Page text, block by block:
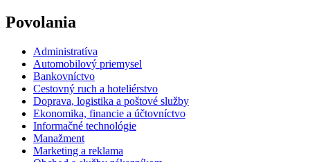
Povolania
Administratíva
Automobilový priemysel
Bankovníctvo
Cestovný ruch a hoteliérstvo
Doprava, logistika a poštové služby
Ekonomika, financie a účtovníctvo
Informačné technológie
Manažment
Marketing a reklama